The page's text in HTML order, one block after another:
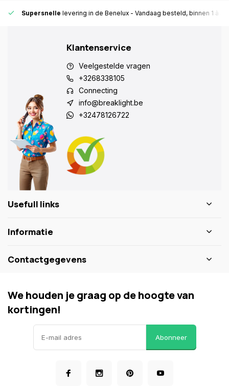
Supersnelle levering in de Benelux - Vandaag besteld, binnen 1 à 2
Klantenservice
Veelgestelde vragen
+3268338105
Connecting
info@breaklight.be
+32478126722
Usefull links
Informatie
Contactgegevens
We houden je graag op de hoogte van
kortingen!
Abonneer